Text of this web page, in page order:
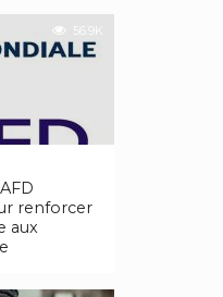
56.9K
renforcer
aux